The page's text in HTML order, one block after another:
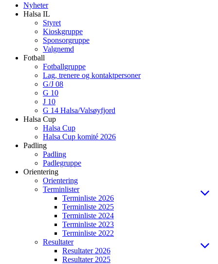
Nyheter
Halsa IL
Styret
Kioskgruppe
Sponsorgruppe
Valgnemd
Fotball
Fotballgruppe
Lag, trenere og kontaktpersoner
G/J 08
G 10
J 10
G 14 Halsa/Valsøyfjord
Halsa Cup
Halsa Cup
Halsa Cup komité 2026
Padling
Padling
Padlegruppe
Orientering
Orientering
Terminlister
Terminliste 2026
Terminliste 2025
Terminliste 2024
Terminliste 2023
Terminliste 2022
Resultater
Resultater 2026
Resultater 2025